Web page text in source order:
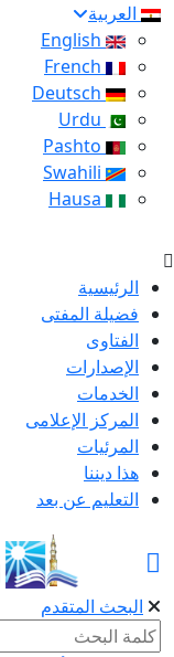
العربية
الرئيسية
فضيلة المفتى
الفتاوى
الإصدارات
الخدمات
المركز الإعلامى
المرئيات
هذا ديننا
التعليم عن بعد
البحث المتقدم